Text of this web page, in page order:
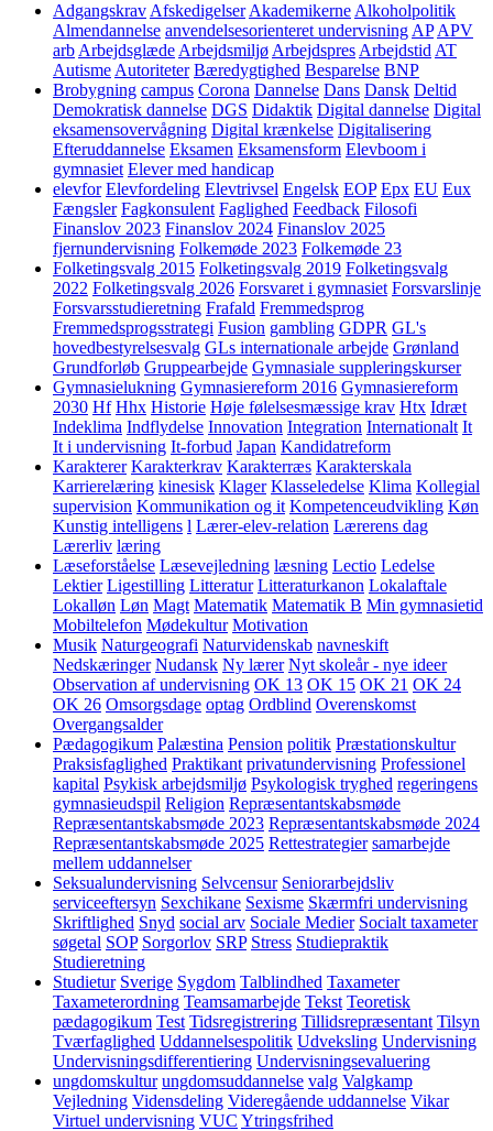
Adgangskrav Afskedigelser Akademikerne Alkoholpolitik
Almendannelse anvendelsesorienteret undervisning AP APV
arb Arbejdsglæde Arbejdsmiljø Arbejdspres Arbejdstid AT
Autisme Autoriteter Bæredygtighed Besparelse BNP
Brobygning campus Corona Dannelse Dans Dansk Deltid
Demokratisk dannelse DGS Didaktik Digital dannelse Digital
eksamensovervågning Digital krænkelse Digitalisering
Efteruddannelse Eksamen Eksamensform Elevboom i
gymnasiet Elever med handicap
elevfor Elevfordeling Elevtrivsel Engelsk EOP Epx EU Eux
Fængsler Fagkonsulent Faglighed Feedback Filosofi
Finanslov 2023 Finanslov 2024 Finanslov 2025
fjernundervisning Folkemøde 2023 Folkemøde 23
Folketingsvalg 2015 Folketingsvalg 2019 Folketingsvalg
2022 Folketingsvalg 2026 Forsvaret i gymnasiet Forsvarslinje
Forsvarsstudieretning Frafald Fremmedsprog
Fremmedsprogsstrategi Fusion gambling GDPR GL's
hovedbestyrelsesvalg GLs internationale arbejde Grønland
Grundforløb Gruppearbejde Gymnasiale suppleringskurser
Gymnasielukning Gymnasiereform 2016 Gymnasiereform
2030 Hf Hhx Historie Høje følelsesmæssige krav Htx Idræt
Indeklima Indflydelse Innovation Integration Internationalt It
It i undervisning It-forbud Japan Kandidatreform
Karakterer Karakterkrav Karakterræs Karakterskala
Karrierelæring kinesisk Klager Klasseledelse Klima Kollegial
supervision Kommunikation og it Kompetenceudvikling Køn
Kunstig intelligens l Lærer-elev-relation Lærerens dag
Lærerliv læring
Læseforståelse Læsevejledning læsning Lectio Ledelse
Lektier Ligestilling Litteratur Litteraturkanon Lokalaftale
Lokalløn Løn Magt Matematik Matematik B Min gymnasietid
Mobiltelefon Mødekultur Motivation
Musik Naturgeografi Naturvidenskab navneskift
Nedskæringer Nudansk Ny lærer Nyt skoleår - nye ideer
Observation af undervisning OK 13 OK 15 OK 21 OK 24
OK 26 Omsorgsdage optag Ordblind Overenskomst
Overgangsalder
Pædagogikum Palæstina Pension politik Præstationskultur
Praksisfaglighed Praktikant privatundervisning Professionel
kapital Psykisk arbejdsmiljø Psykologisk tryghed regeringens
gymnasieudspil Religion Repræsentantskabsmøde
Repræsentantskabsmøde 2023 Repræsentantskabsmøde 2024
Repræsentantskabsmøde 2025 Rettestrategier samarbejde
mellem uddannelser
Seksualundervisning Selvcensur Seniorarbejdsliv
serviceeftersyn Sexchikane Sexisme Skærmfri undervisning
Skriftlighed Snyd social arv Sociale Medier Socialt taxameter
søgetal SOP Sorgorlov SRP Stress Studiepraktik
Studieretning
Studietur Sverige Sygdom Talblindhed Taxameter
Taxameterordning Teamsamarbejde Tekst Teoretisk
pædagogikum Test Tidsregistrering Tillidsrepræsentant Tilsyn
Tværfaglighed Uddannelsespolitik Udveksling Undervisning
Undervisningsdifferentiering Undervisningsevaluering
ungdomskultur ungdomsuddannelse valg Valgkamp
Vejledning Vidensdeling Videregående uddannelse Vikar
Virtuel undervisning VUC Ytringsfrihed